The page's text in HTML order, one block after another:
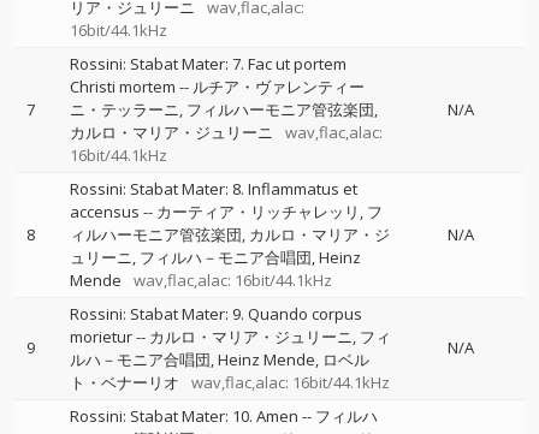
リア・ジュリーニ
wav,flac,alac:
16bit/44.1kHz
7
Rossini: Stabat Mater: 7. Fac ut portem
Christi mortem -- ルチア・ヴァレンティー
ニ・テッラーニ フィルハーモニア管弦楽団
カルロ・マリア・ジュリーニ
wav,flac,alac:
16bit/44.1kHz
N/A
8
Rossini: Stabat Mater: 8. Inflammatus et
accensus -- カーティア・リッチャレッリ フ
ィルハーモニア管弦楽団 カルロ・マリア・ジ
ュリーニ フィルハ－モニア合唱団 Heinz
Mende
wav,flac,alac: 16bit/44.1kHz
N/A
9
Rossini: Stabat Mater: 9. Quando corpus
morietur-- カルロ・マリア・ジュリーニ フィ
ルハ－モニア合唱団 Heinz Mende ロベル
ト・ベナーリオ
wav,flac,alac: 16bit/44.1kHz
N/A
Rossini: Stabat Mater: 10. Amen -- フィルハ